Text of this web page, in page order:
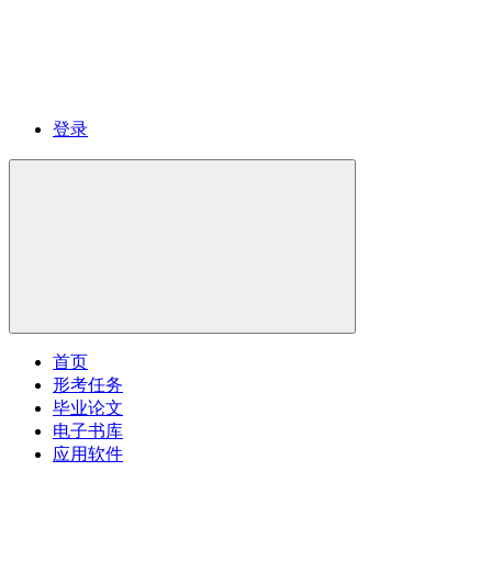
登录
首页
形考任务
毕业论文
电子书库
应用软件